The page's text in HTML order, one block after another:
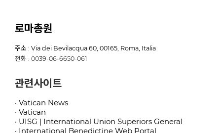
로마총원
주소 : Via dei Bevilacqua 60, 00165, Roma, Italia
전화 : 0039-06-6650-061
관련사이트
· Vatican News
· Vatican
· UISG | International Union Superiors General
· International Benedictine Web Portal